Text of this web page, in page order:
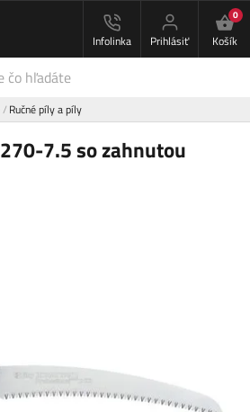
Infolinka Prihlásiť
0
Košík
Ručné píly a píly
7.5 so zahnutou